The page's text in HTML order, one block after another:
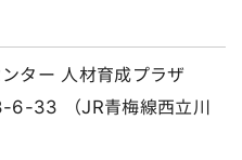
ター 人材育成プラザ
33 （JR青梅線西立川